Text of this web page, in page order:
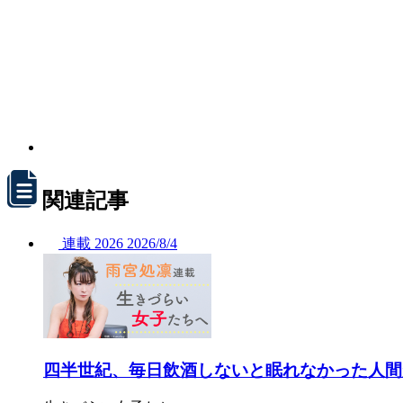
関連記事
連載 2026 2026/8/4
四半世紀、毎日飲酒しないと眠れなかった人